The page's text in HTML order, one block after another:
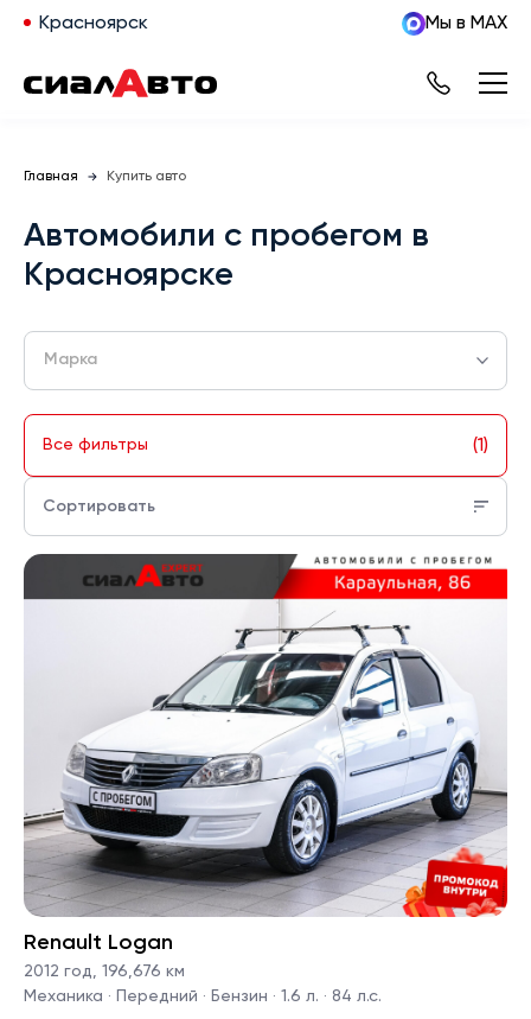
Красноярск Мы в MAX
Главная Купить авто
Автомобили с пробегом в
Красноярске
Марка
Все фильтры (1)
Сортировать
Renault Logan
2012 год, 196,676 км
Механика · Передний · Бензин · 1.6 л. · 84 л.с.